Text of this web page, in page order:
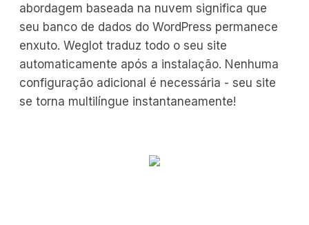
abordagem baseada na nuvem significa que
seu banco de dados do WordPress permanece
enxuto. Weglot traduz todo o seu site
automaticamente após a instalação. Nenhuma
configuração adicional é necessária - seu site
se torna multilíngue instantaneamente!